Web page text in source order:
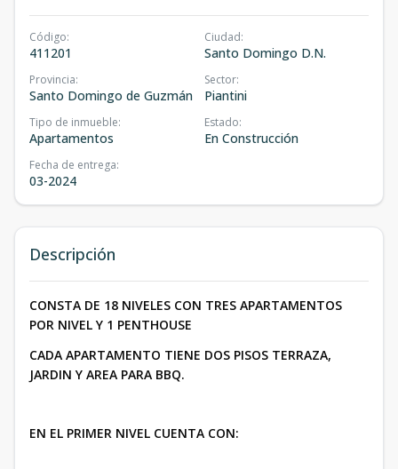
Código:
411201
Ciudad:
Santo Domingo D.N.
Provincia:
Santo Domingo de Guzmán
Sector:
Piantini
Tipo de inmueble:
Apartamentos
Estado:
En Construcción
Fecha de entrega:
03-2024
Descripción
CONSTA DE 18 NIVELES CON TRES APARTAMENTOS
POR NIVEL Y 1 PENTHOUSE
CADA APARTAMENTO TIENE DOS PISOS TERRAZA,
JARDIN Y AREA PARA BBQ.
EN EL PRIMER NIVEL CUENTA CON: